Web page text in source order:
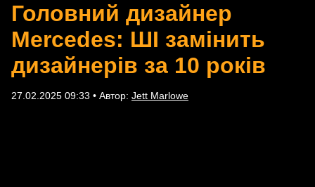
Головний дизайнер
Mercedes: ШІ замінить
дизайнерів за 10 років
27.02.2025 09:33 • Автор: Jett Marlowe